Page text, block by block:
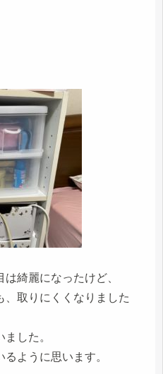
綺麗になったけど、
、取りにくくなりました
した。
ように思います。